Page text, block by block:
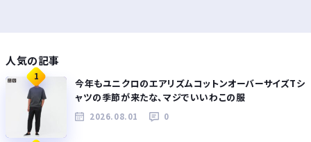
人気の記事
1
今年もユニクロのエアリズムコットンオーバーサイズTシ
ャツの季節が来たな、マジでいいわこの服
2026.08.01 0